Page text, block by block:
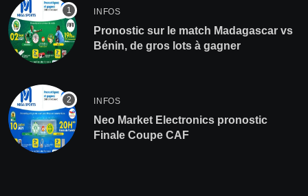
INFOS
Pronostic sur le match Madagascar vs
Bénin, de gros lots à gagner
INFOS
Neo Market Electronics pronostic
Finale Coupe CAF